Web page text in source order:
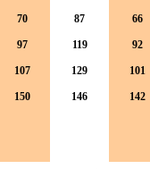
70 87 66
97 119 92
107 129 101
150 146 142